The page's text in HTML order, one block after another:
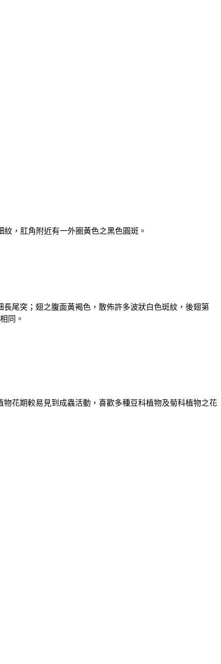
，肛角附近有一外圈黃色之黑色圓斑。
尾突；翅之腹面黃褐色，散佈許多波狀白色斑紋，後翅第
同。
花期較易見到成蟲活動，喜歡多種豆科植物及菊科植物之花